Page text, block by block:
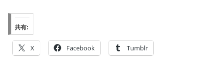
共有:
X Facebook Tumblr